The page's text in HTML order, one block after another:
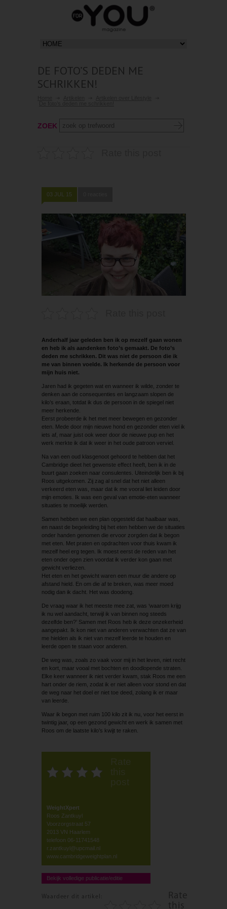
DE FOTO’S DEDEN ME
SCHRIKKEN!
ZOEK
03 JUL 15
Anderhalf jaar geleden ben ik op mezelf gaan wonen
en heb ik als aandenken foto’s gemaakt. De foto’s
deden me schrikken. Dit was niet de persoon die ik
me van binnen voelde. Ik herkende de persoon voor
mijn huis niet.
Jaren had ik gegeten wat en wanneer ik wilde, zonder te
denken aan de consequenties en langzaam slopen de
kilo’s eraan, totdat ik dus de persoon in de spiegel niet
meer herkende.
Eerst probeerde ik het met meer bewegen en gezonder
eten. Mede door mijn nieuwe hond en gezonder eten viel ik
iets af, maar juist ook weer door de nieuwe pup en het
werk merkte ik dat ik weer in het oude patroon verviel.
Na van een oud klasgenoot gehoord te hebben dat het
Cambridge dieet het gewenste effect heeft, ben ik in de
buurt gaan zoeken naar consulentes. Uiteindelijk ben ik bij
Roos uitgekomen. Zij zag al snel dat het niet alleen
verkeerd eten was, maar dat ik me vooral liet leiden door
mijn ­emoties. Ik was een geval van emotie-eten wanneer
situaties te moeilijk werden.
Samen hebben we een plan opgesteld dat haalbaar was,
en naast de begeleiding bij het eten hebben we de situaties
onder handen genomen die ervoor zorgden dat ik begon
met eten. Met praten en opdrachten voor thuis kwam ik
mezelf heel erg tegen. Ik moest eerst de reden van het
eten onder ogen zien voordat ik verder kon gaan met
gewicht verliezen.
Het eten en het gewicht waren een muur die andere op
afstand hield. En om die af te breken, was meer moed
nodig dan ik dacht. Het was doodeng.
De vraag waar ik het meeste mee zat, was ‘waarom krijg
ik nu wel aandacht, terwijl ik van binnen nog steeds
dezelfde ben?’ Samen met Roos heb ik deze onzekerheid
aangepakt. Ik kon niet van anderen verwachten dat ze van
me hielden als ik niet van mezelf leerde te houden en
leerde open te staan voor anderen.
De weg was, zoals zo vaak voor mij in het leven, niet recht
en kort, maar vooal met bochten en doodlopende straten.
Elke keer wanneer ik niet verder kwam, stak Roos me een
hart onder de riem, zodat ik er niet alleen voor stond en dat
de weg naar het doel er niet toe deed, zolang ik er maar
van leerde.
Waar ik begon met ruim 100 kilo zit ik nu, voor het eerst in
twintig jaar, op een gezond gewicht en werk ik samen met
Roos om de laatste kilo’s kwijt te raken.
WeightXpert
Roos Zantkuyl
Voorzorgstraat 57
2013 VN Haarlem
telefoon 06-11741548
r.zantkuyl@upcmail.nl
www.cambridgeweightplan.nl
Bekijk volledige publicatie/editie
Waardeer dit artikel:
Rate
this